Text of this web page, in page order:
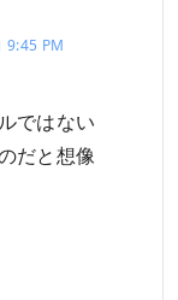
9:45 PM
ではない
だと想像